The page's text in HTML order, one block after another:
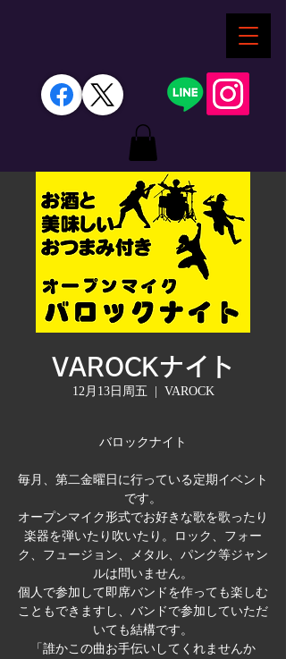
VAROCKナイト
12月13日周五
  |
VAROCK
バロックナイト
毎月、第二金曜日に行っている定期イベント
です。
オープンマイク形式でお好きな歌を歌ったり
楽器を弾いたり吹いたり。ロック、フォー
ク、フュージョン、メタル、パンク等ジャン
ルは問いません。
個人で参加して即席バンドを作っても楽しむ
こともできますし、バンドで参加していただ
いても結構です。
「誰かこの曲お手伝いしてくれませんか